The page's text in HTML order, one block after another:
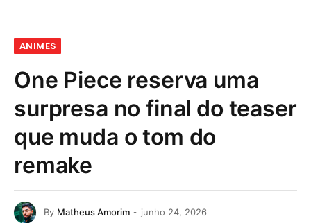
ANIMES
One Piece reserva uma
surpresa no final do teaser
que muda o tom do
remake
By Matheus Amorim
junho 24, 2026